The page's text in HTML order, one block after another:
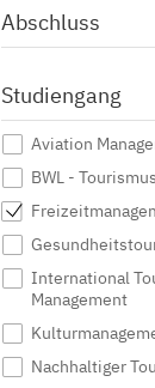
Abschluss
Studiengang
Aviation
BWL - Tourismus
International
Management
Nachhaltiger